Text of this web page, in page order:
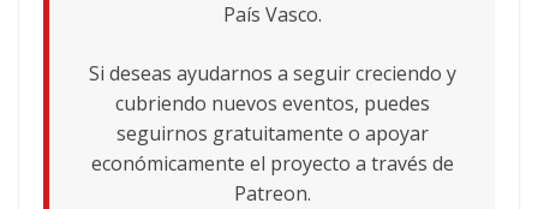
País Vasco.
Si deseas ayudarnos a seguir creciendo y
cubriendo nuevos eventos, puedes
seguirnos gratuitamente o apoyar
económicamente el proyecto a través de
Patreon.